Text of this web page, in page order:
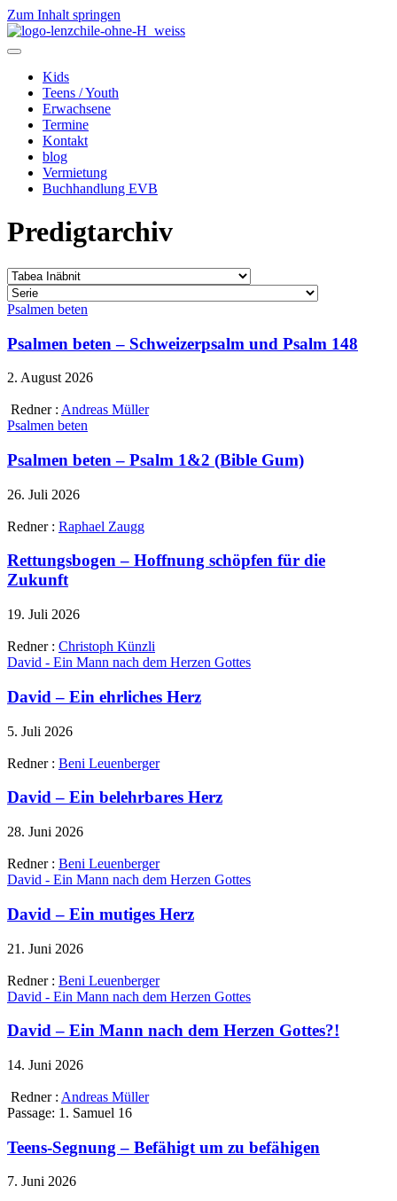
Zum Inhalt springen
Kids
Teens / Youth
Erwachsene
Termine
Kontakt
blog
Vermietung
Buchhandlung EVB
Predigtarchiv
Psalmen beten
Psalmen beten – Schweizerpsalm und Psalm 148
2. August 2026
Redner : Andreas Müller
Psalmen beten
Psalmen beten – Psalm 1&2 (Bible Gum)
26. Juli 2026
Redner : Raphael Zaugg
Rettungsbogen – Hoffnung schöpfen für die
Zukunft
19. Juli 2026
Redner : Christoph Künzli
David - Ein Mann nach dem Herzen Gottes
David – Ein ehrliches Herz
5. Juli 2026
Redner : Beni Leuenberger
David – Ein belehrbares Herz
28. Juni 2026
Redner : Beni Leuenberger
David - Ein Mann nach dem Herzen Gottes
David – Ein mutiges Herz
21. Juni 2026
Redner : Beni Leuenberger
David - Ein Mann nach dem Herzen Gottes
David – Ein Mann nach dem Herzen Gottes?!
14. Juni 2026
Redner : Andreas Müller
Passage: 1. Samuel 16
Teens-Segnung – Befähigt um zu befähigen
7. Juni 2026